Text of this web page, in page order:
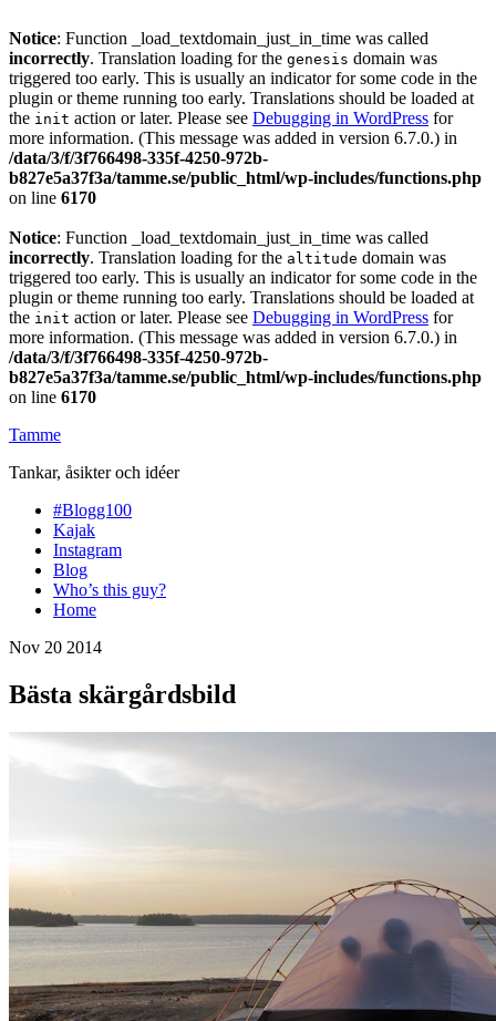
Notice: Function _load_textdomain_just_in_time was called
incorrectly. Translation loading for the genesis domain was
triggered too early. This is usually an indicator for some code in the
plugin or theme running too early. Translations should be loaded at
the init action or later. Please see Debugging in WordPress for
more information. (This message was added in version 6.7.0.) in
/data/3/f/3f766498-335f-4250-972b-
b827e5a37f3a/tamme.se/public_html/wp-includes/functions.php
on line 6170
Notice: Function _load_textdomain_just_in_time was called
incorrectly. Translation loading for the altitude domain was
triggered too early. This is usually an indicator for some code in the
plugin or theme running too early. Translations should be loaded at
the init action or later. Please see Debugging in WordPress for
more information. (This message was added in version 6.7.0.) in
/data/3/f/3f766498-335f-4250-972b-
b827e5a37f3a/tamme.se/public_html/wp-includes/functions.php
on line 6170
Tamme
Tankar, åsikter och idéer
#Blogg100
Kajak
Instagram
Blog
Who’s this guy?
Home
Nov 20 2014
Bästa skärgårdsbild